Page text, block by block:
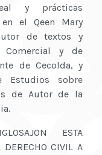
y prácticas
el Qeen Mary
de textos y
Comercial y de
de Cecolda, y
Estudios sobre
de Autor de la
ESTA
DERECHO CIVIL A